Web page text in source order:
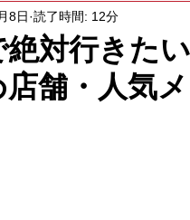
対行きたい
舗・人気
8日 読了時間: 12分